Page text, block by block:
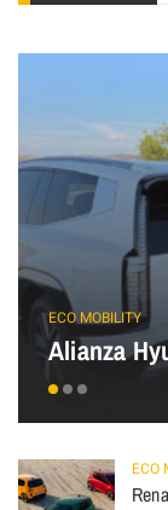
ECO MOBILITY
Alianza
ECO